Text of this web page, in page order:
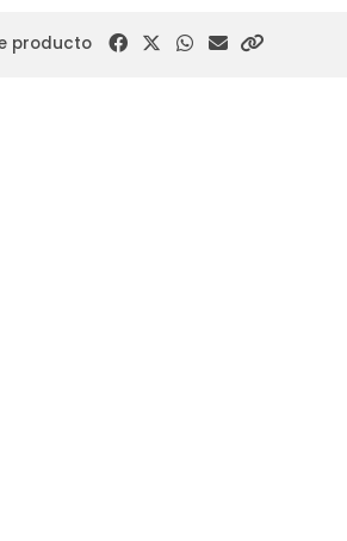
producto